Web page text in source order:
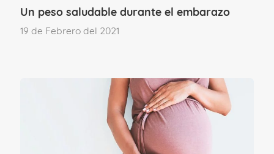
Un peso saludable durante el embarazo
19 de Febrero del 2021